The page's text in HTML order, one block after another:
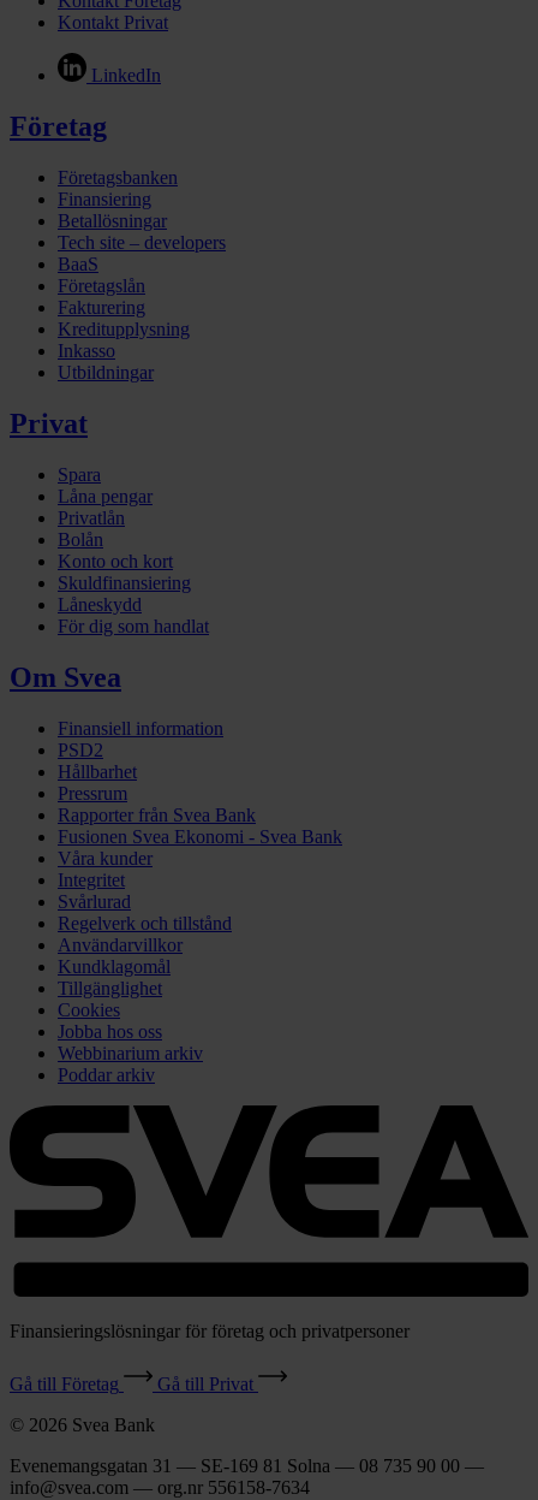
Kontakt Privat
LinkedIn
Företag
Företagsbanken
Finansiering
Betallösningar
Tech site – developers
BaaS
Företagslån
Fakturering
Kreditupplysning
Inkasso
Utbildningar
Privat
Spara
Låna pengar
Privatlån
Bolån
Konto och kort
Skuldfinansiering
Låneskydd
För dig som handlat
Om Svea
Finansiell information
PSD2
Hållbarhet
Pressrum
Rapporter från Svea Bank
Fusionen Svea Ekonomi - Svea Bank
Våra kunder
Integritet
Svårlurad
Regelverk och tillstånd
Användarvillkor
Kundklagomål
Tillgänglighet
Cookies
Jobba hos oss
Webbinarium arkiv
Poddar arkiv
Finansieringslösningar för företag och privatpersoner
Gå till Företag
Gå till Privat
© 2026 Svea Bank
Evenemangsgatan 31 — SE-169 81 Solna — 08 735 90 00 —
info@svea.com — org.nr 556158‑7634